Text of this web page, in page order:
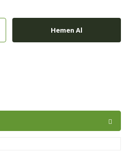
Hemen Al